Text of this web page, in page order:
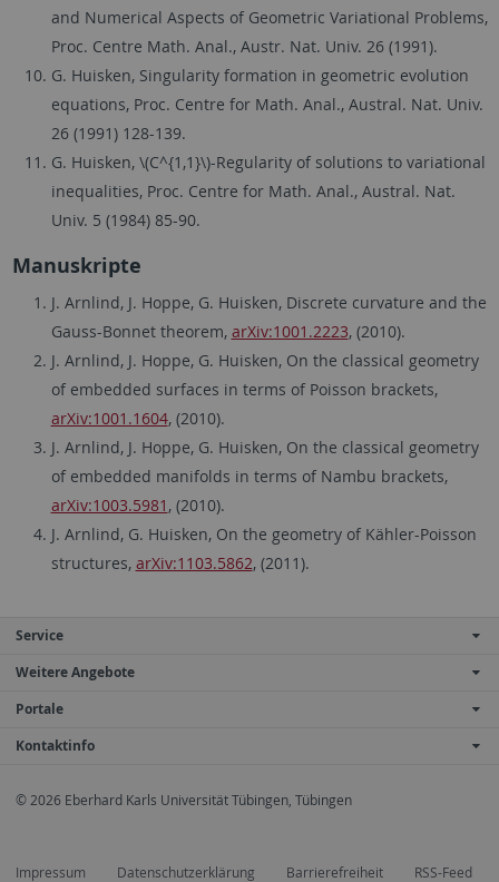
and Numerical Aspects of Geometric Variational Problems,
Proc. Centre Math. Anal., Austr. Nat. Univ. 26 (1991).
G. Huisken, Singularity formation in geometric evolution
equations, Proc. Centre for Math. Anal., Austral. Nat. Univ.
26 (1991) 128-139.
G. Huisken, \(C^{1,1}\)-Regularity of solutions to variational
inequalities, Proc. Centre for Math. Anal., Austral. Nat.
Univ. 5 (1984) 85-90.
Manuskripte
J. Arnlind, J. Hoppe, G. Huisken, Discrete curvature and the
Gauss-Bonnet theorem, arXiv:1001.2223, (2010).
J. Arnlind, J. Hoppe, G. Huisken, On the classical geometry
of embedded surfaces in terms of Poisson brackets,
arXiv:1001.1604, (2010).
J. Arnlind, J. Hoppe, G. Huisken, On the classical geometry
of embedded manifolds in terms of Nambu brackets,
arXiv:1003.5981 , (2010).
J. Arnlind, G. Huisken, On the geometry of Kähler-Poisson
structures, arXiv:1103.5862, (2011).
Service
Weitere Angebote
Portale
Kontaktinfo
© 2026 Eberhard Karls Universität Tübingen, Tübingen
Impressum Datenschutzerklärung Barrierefreiheit RSS-Feed